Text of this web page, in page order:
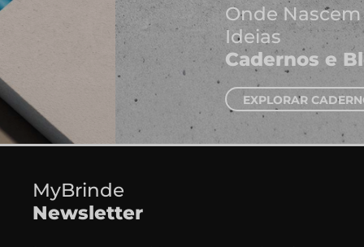
Onde Nascem As Melhores
Ideias
Cadernos e Blocos de Notas
EXPLORAR CADERNOS
MyBrinde
Newsletter